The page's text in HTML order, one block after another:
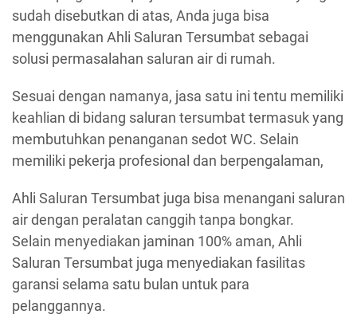
sudah disebutkan di atas, Anda juga bisa
menggunakan Ahli Saluran Tersumbat sebagai
solusi permasalahan saluran air di rumah.
Sesuai dengan namanya, jasa satu ini tentu memiliki
keahlian di bidang saluran tersumbat termasuk yang
membutuhkan penanganan sedot WC. Selain
memiliki pekerja profesional dan berpengalaman,
Ahli Saluran Tersumbat juga bisa menangani saluran
air dengan peralatan canggih tanpa bongkar.
Selain menyediakan jaminan 100% aman, Ahli
Saluran Tersumbat juga menyediakan fasilitas
garansi selama satu bulan untuk para
pelanggannya.